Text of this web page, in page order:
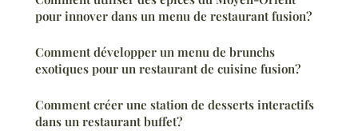
pour innover dans un menu de restaurant fusion?
Comment développer un menu de brunchs
exotiques pour un restaurant de cuisine fusion?
Comment créer une station de desserts interactifs
dans un restaurant buffet?